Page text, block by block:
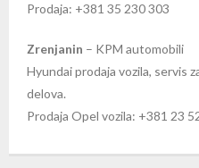
Prodaja: +381 35 230 303
Zrenjanin – KPM automobili
Hyundai prodaja vozila, servis
delova.
Prodaja Opel vozila: +381 23